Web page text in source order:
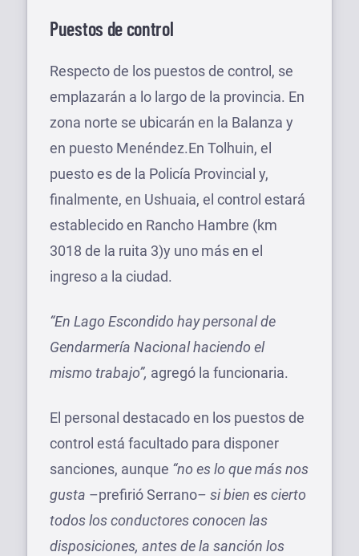
Puestos de control
Respecto de los puestos de control, se
emplazarán a lo largo de la provincia. En
zona norte se ubicarán en la Balanza y
en puesto Menéndez.En Tolhuin, el
puesto es de la Policía Provincial y,
finalmente, en Ushuaia, el control estará
establecido en Rancho Hambre (km
3018 de la ruita 3)y uno más en el
ingreso a la ciudad.
“En Lago Escondido hay personal de
Gendarmería Nacional haciendo el
mismo trabajo”, agregó la funcionaria.
El personal destacado en los puestos de
control está facultado para disponer
sanciones, aunque “no es lo que más nos
gusta –prefirió Serrano– si bien es cierto
todos los conductores conocen las
disposiciones, antes de la sanción los